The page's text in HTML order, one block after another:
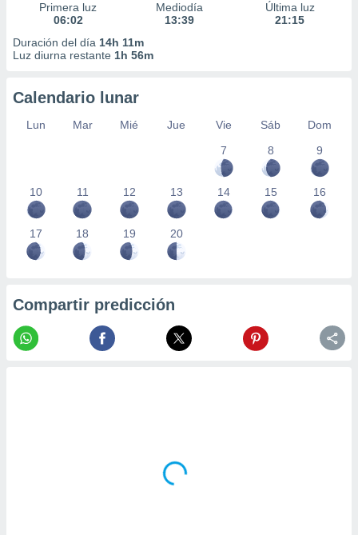
Primera luz
06:02
Mediodía
13:39
Última luz
21:15
Duración del día 14h 11m
Luz diurna restante 1h 56m
Calendario lunar
Lun Mar Mié Jue Vie Sáb
Dom
7
8 9
10 11 12 13 14 15 16
17 18 19 20
Compartir predicción